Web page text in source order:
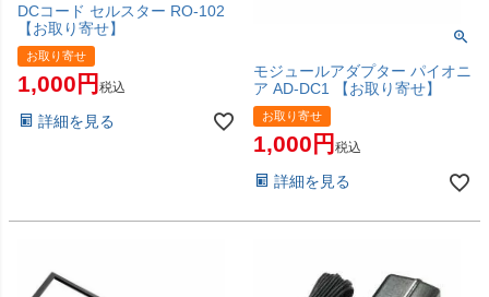
DCコード セルスター RO-102
【お取り寄せ】
お取り寄せ
1,000 税込
詳細を見る
モジュールアダプター パイオニ
ア AD-DC1 【お取り寄せ】
お取り寄せ
1,000 税込
詳細を見る